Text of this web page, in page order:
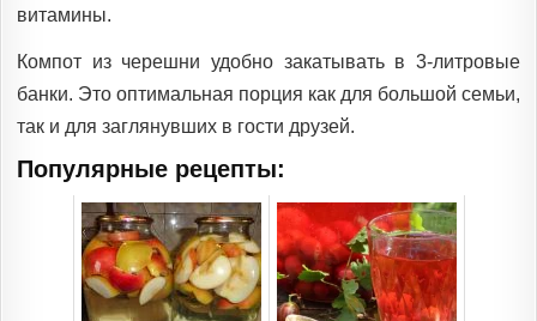
витамины.
Компот из черешни удобно закатывать в 3-литровые
банки. Это оптимальная порция как для большой семьи,
так и для заглянувших в гости друзей.
Популярные рецепты: